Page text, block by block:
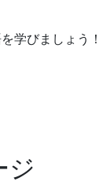
学びましょう！